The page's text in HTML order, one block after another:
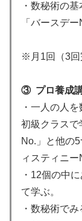
・数秘術の
「バースデ
※月1回（3回
③ プロ養成
・一人の人
初級クラスで
No.」と他の
ィスティニー
・12個の中
て学ぶ。
・数秘術でみ